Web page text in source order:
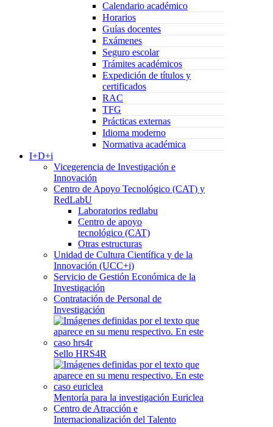
Calendario académico
Horarios
Guías docentes
Exámenes
Seguro escolar
Trámites académicos
Expedición de títulos y
certificados
RAC
TFG
Prácticas externas
Idioma moderno
Normativa académica
I+D+i
Vicegerencia de Investigación e
Innovación
Centro de Apoyo Tecnológico (CAT) y
RedLabU
Laboratorios redlabu
Centro de apoyo
tecnológico (CAT)
Otras estructuras
Unidad de Cultura Científica y de la
Innovación (UCC+i)
Servicio de Gestión Económica de la
Investigación
Contratación de Personal de
Investigación
Sello HRS4R
Mentoría para la investigación Euriclea
Centro de Atracción e
Internacionalización del Talento